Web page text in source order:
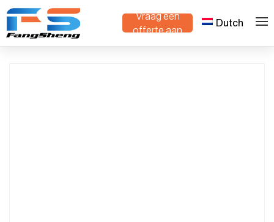
Vraag een
offerte aan
Dutch
Thuis > Producten Custom Nursery Trolley